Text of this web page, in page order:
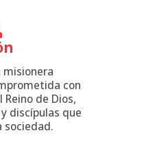
misionera
con
de Dios,
discípulas que
sociedad.